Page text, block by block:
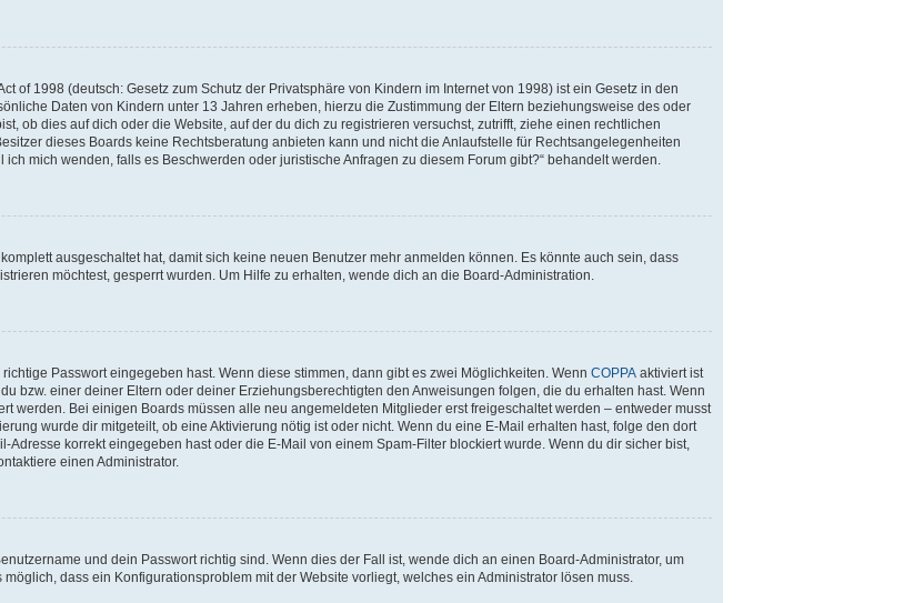
of 1998 (deutsch: Gesetz zum Schutz der Privatsphäre von Kindern im Internet von 1998) ist ein Gesetz in den
Daten von Kindern unter 13 Jahren erheben, hierzu die Zustimmung der Eltern beziehungsweise des oder
ob dies auf dich oder die Website, auf der du dich zu registrieren versuchst, zutrifft, ziehe einen rechtlichen
dieses Boards keine Rechtsberatung anbieten kann und nicht die Anlaufstelle für Rechtsangelegenheiten
mich wenden, falls es Beschwerden oder juristische Anfragen zu diesem Forum gibt?“ behandelt werden.
ausgeschaltet hat, damit sich keine neuen Benutzer mehr anmelden können. Es könnte auch sein, dass
möchtest, gesperrt wurden. Um Hilfe zu erhalten, wende dich an die Board-Administration.
Passwort eingegeben hast. Wenn diese stimmen, dann gibt es zwei Möglichkeiten. Wenn COPPA aktiviert ist
bzw. einer deiner Eltern oder deiner Erziehungsberechtigten den Anweisungen folgen, die du erhalten hast. Wenn
werden. Bei einigen Boards müssen alle neu angemeldeten Mitglieder erst freigeschaltet werden – entweder musst
wurde dir mitgeteilt, ob eine Aktivierung nötig ist oder nicht. Wenn du eine E-Mail erhalten hast, folge den dort
korrekt eingegeben hast oder die E-Mail von einem Spam-Filter blockiert wurde. Wenn du dir sicher bist,
einen Administrator.
und dein Passwort richtig sind. Wenn dies der Fall ist, wende dich an einen Board-Administrator, um
dass ein Konfigurationsproblem mit der Website vorliegt, welches ein Administrator lösen muss.